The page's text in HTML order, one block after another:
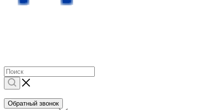
Обратный звонок